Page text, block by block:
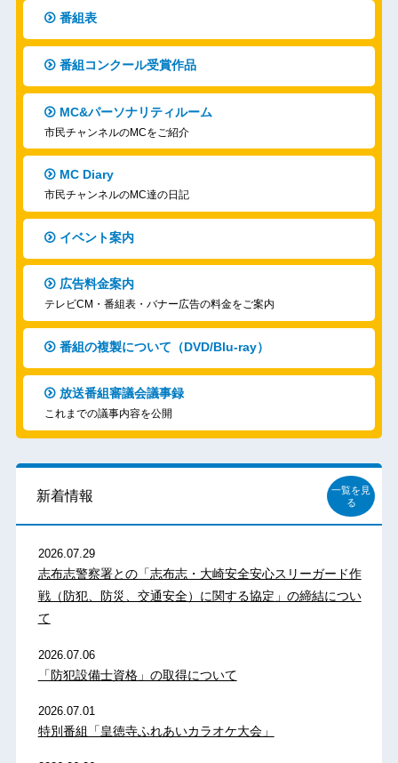
番組表
番組コンクール受賞作品
MC&パーソナリティルーム
市民チャンネルのMCをご紹介
MC Diary
市民チャンネルのMC達の日記
イベント案内
広告料金案内
テレビCM・番組表・バナー広告の料金をご案内
番組の複製について（DVD/Blu-ray）
放送番組審議会議事録
これまでの議事内容を公開
新着情報
一覧を見
る
2026.07.29
志布志警察署との「志布志・大崎安全安心スリーガード作
戦（防犯、防災、交通安全）に関する協定」の締結につい
て
2026.07.06
「防犯設備士資格」の取得について
2026.07.01
特別番組「皇徳寺ふれあいカラオケ大会」